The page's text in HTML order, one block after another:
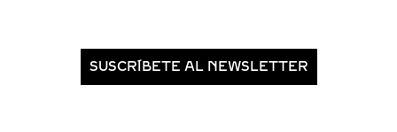
SUSCRÍBETE AL NEWSLETTER